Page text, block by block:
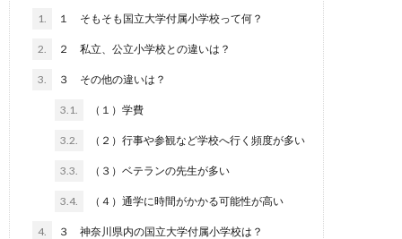
1. １ そもそも国立大学付属小学校って何？
2. ２ 私立、公立小学校との違いは？
3. ３ その他の違いは？
3.1. （１）学費
3.2. （２）行事や参観など学校へ行く頻度が多い
3.3. （３）ベテランの先生が多い
3.4. （４）通学に時間がかかる可能性が高い
4. ３ 神奈川県内の国立大学付属小学校は？